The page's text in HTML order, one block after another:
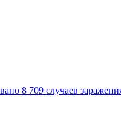
8 709 случаев